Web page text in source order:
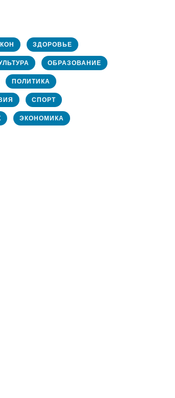
ЗДОРОВЬЕ
ОБРАЗОВАНИЕ
ПОЛИТИКА
СПОРТ
ЭКОНОМИКА